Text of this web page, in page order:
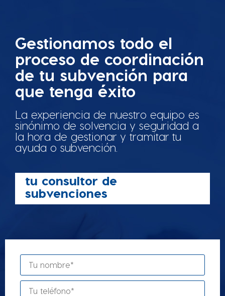
Gestionamos todo el
proceso de coordinación
de tu subvención para
que tenga éxito
La experiencia de nuestro equipo es
sinónimo de solvencia y seguridad a
la hora de gestionar y tramitar tu
ayuda o subvención.
tu consultor de
subvenciones